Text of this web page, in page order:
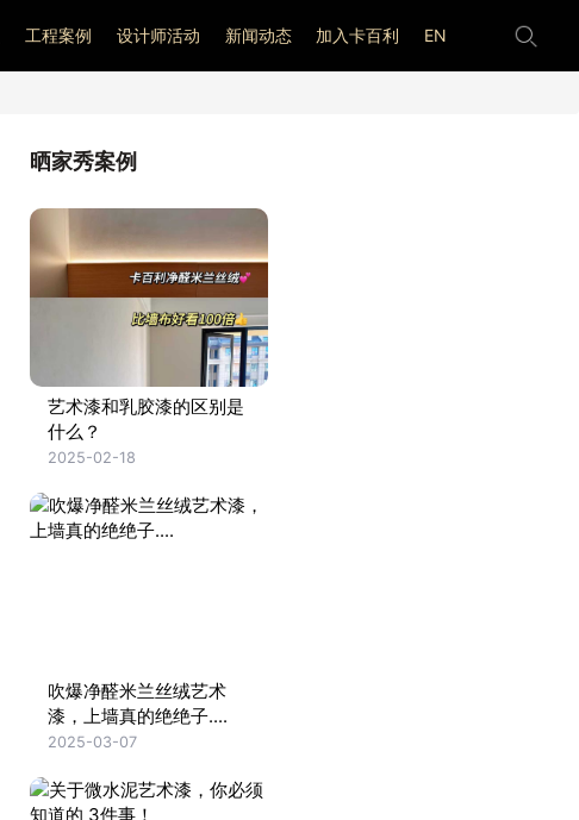
工程案例 设计师活动 新闻动态 加入卡百利 EN
晒家秀案例
艺术漆和乳胶漆的区别是
什么？
2025-02-18
吹爆净醛米兰丝绒艺术
漆，上墙真的绝绝子....
2025-03-07